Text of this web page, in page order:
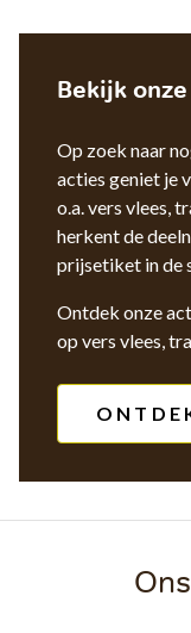
Bekijk
Op zoek naar
acties geniet je
o.a. vers vlees,
herkent de
prijsetiket in de
Ontdek onze
op vers vlees,